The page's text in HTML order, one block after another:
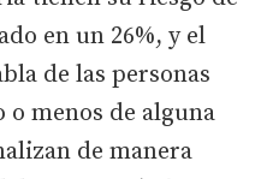
en un 26%, y el
de las personas
menos de alguna
de manera